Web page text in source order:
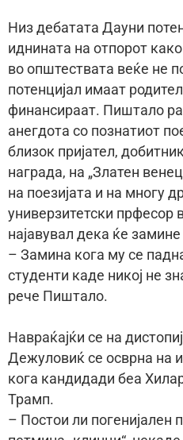
Низ дебатата Дауни
иднината на отпорот
во општествата веќе не
потенцијал имаат
финансираат. Пиштало
анегдота со познатиот
близок пријател,
награда, на „Златен
на поезијата и на многу
универзитетски прфесор
најавувал дека ќе замине
– Замина кога му се
студенти каде никој не
рече Пиштало.
Навраќајќи се на
Дежуловиќ се осврна на
кога кандидади беа
Трамп.
– Постои ли погенијален